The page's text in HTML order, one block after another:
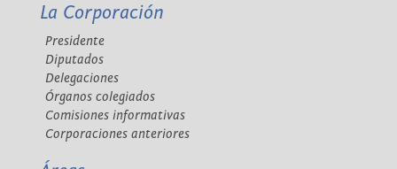
La Corporación
Presidente
Diputados
Delegaciones
Órganos colegiados
Comisiones informativas
Corporaciones anteriores